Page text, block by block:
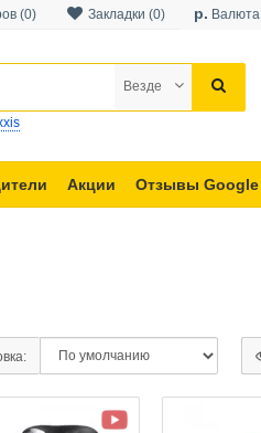
р. Валюта
Закладки (0)
(0)
Везде
Акции Отзывы Google